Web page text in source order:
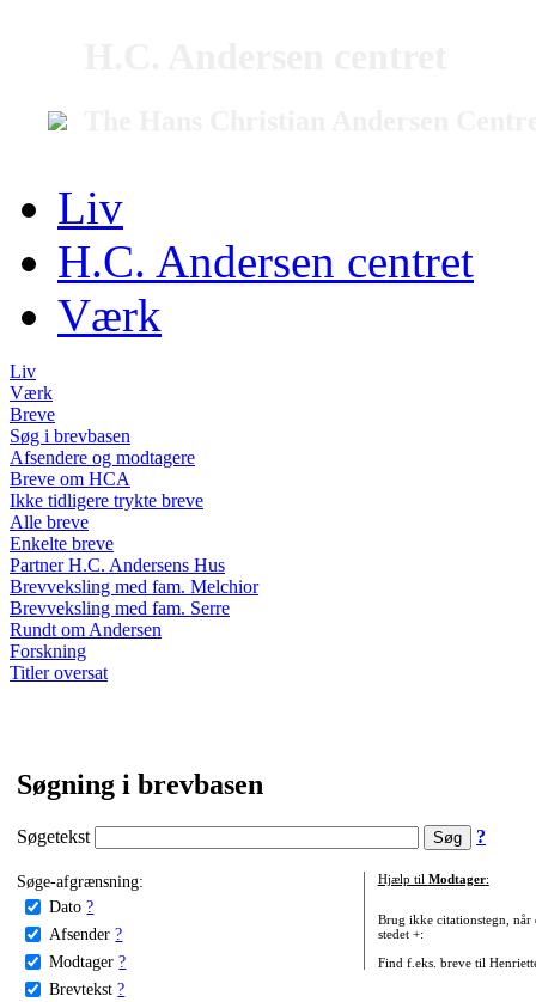
Liv
H.C. Andersen centret
Værk
Liv
Værk
Breve
Søg i brevbasen
Afsendere og modtagere
Breve om HCA
Ikke tidligere trykte breve
Alle breve
Enkelte breve
Partner H.C. Andersens Hus
Brevveksling med fam. Melchior
Brevveksling med fam. Serre
Rundt om Andersen
Forskning
Titler oversat
Søgning i brevbasen
Søgetekst ?
Søge-afgrænsning:
Dato ?
Afsender ?
Modtager ?
Brevtekst ?
Hjælp til Modtager:
Brug ikke citationstegn, når
stedet +:
Find f.eks. breve til